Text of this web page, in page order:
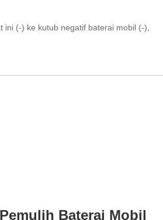
(-) ke kutub negatif baterai mobil (-),
Baterai Mobil